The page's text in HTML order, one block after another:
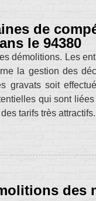
de
le 94380
démolitions. Les
la gestion des
gravats soit
qui sont
tarifs très attractifs.
des